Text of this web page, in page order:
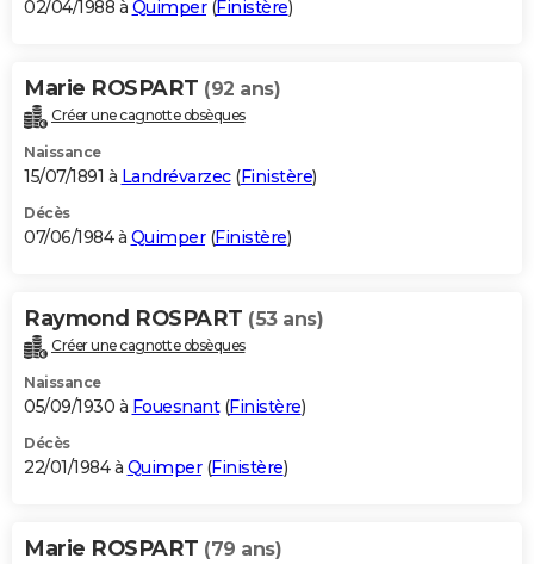
02/04/1988 à Quimper(Finistère)
Marie ROSPART (92 ans)
Créer une cagnotte obsèques
Naissance
15/07/1891 à Landrévarzec(Finistère)
Décès
07/06/1984 à Quimper(Finistère)
Raymond ROSPART (53 ans)
Créer une cagnotte obsèques
Naissance
05/09/1930 à Fouesnant(Finistère)
Décès
22/01/1984 à Quimper(Finistère)
Marie ROSPART (79 ans)